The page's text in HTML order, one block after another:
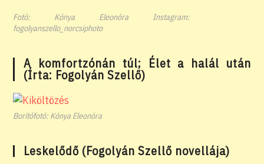
Fotó: Kónya Eleonóra Instagram:
fogolyanszello_norcsiphoto
A komfortzónán túl; Élet a halál után
(Írta: Fogolyán Szellő)
Borítófotó: Kónya Eleonóra
Leskelődő (Fogolyán Szellő novellája)